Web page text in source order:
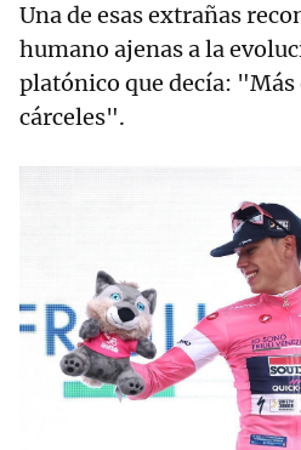
Una de esas extrañas
humano ajenas a la
platónico que decía: "Más
cárceles".